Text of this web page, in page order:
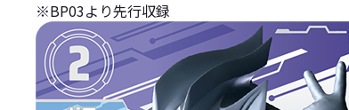
※BP03より先行収録